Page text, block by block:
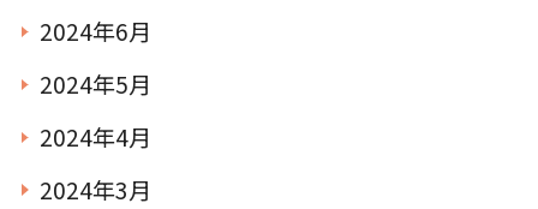
2024年6月
2024年5月
2024年4月
2024年3月